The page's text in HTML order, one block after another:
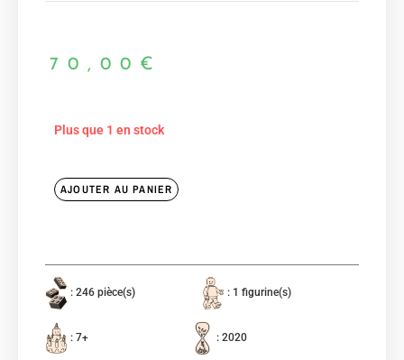
70,00 €
Plus que 1 en stock
AJOUTER AU PANIER
: 246 pièce(s) : 1 figurine(s)
: 7+ : 2020